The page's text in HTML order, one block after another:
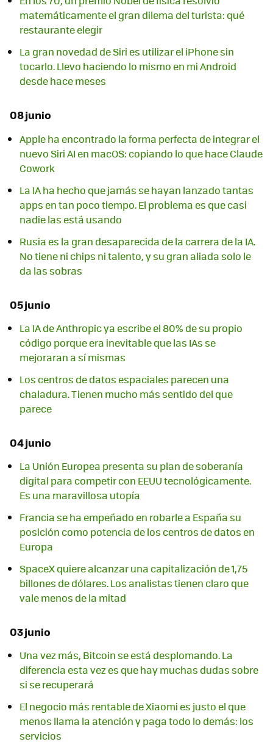
matemáticamente el gran dilema del turista: qué
restaurante elegir
La gran novedad de Siri es utilizar el iPhone sin
tocarlo. Llevo haciendo lo mismo en mi Android
desde hace meses
08 junio
Apple ha encontrado la forma perfecta de integrar el
nuevo Siri AI en macOS: copiando lo que hace Claude
Cowork
La IA ha hecho que jamás se hayan lanzado tantas
apps en tan poco tiempo. El problema es que casi
nadie las está usando
Rusia es la gran desaparecida de la carrera de la IA.
No tiene ni chips ni talento, y su gran aliada solo le
da las sobras
05 junio
La IA de Anthropic ya escribe el 80% de su propio
código porque era inevitable que las IAs se
mejoraran a sí mismas
Los centros de datos espaciales parecen una
chaladura. Tienen mucho más sentido del que
parece
04 junio
La Unión Europea presenta su plan de soberanía
digital para competir con EEUU tecnológicamente.
Es una maravillosa utopía
Francia se ha empeñado en robarle a España su
posición como potencia de los centros de datos en
Europa
SpaceX quiere alcanzar una capitalización de 1,75
billones de dólares. Los analistas tienen claro que
vale menos de la mitad
03 junio
Una vez más, Bitcoin se está desplomando. La
diferencia esta vez es que hay muchas dudas sobre
si se recuperará
El negocio más rentable de Xiaomi es justo el que
menos llama la atención y paga todo lo demás: los
servicios